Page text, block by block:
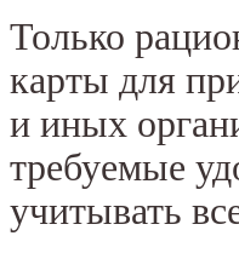
Только
карты для
и иных
требуемые
учитывать